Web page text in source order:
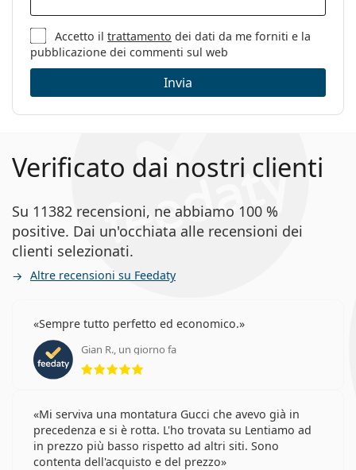
pulizia:
Altro
Sesso:
Donna
Categorie:
Occhiali da vista
Codice:
0VE1270 1433 54
Accetto iltrattamento dei dati da me forniti e la
pubblicazione dei commenti sul web
Invia
Verificato dai nostri clienti
Su 11382 recensioni, ne abbiamo 100 %
positive. Dai un'occhiata alle recensioni dei
clienti selezionati.
Altre recensioni su Feedaty
Sempre tutto perfetto ed economico.
Gian R., un giorno fa
Mi serviva una montatura Gucci che avevo già in
precedenza e si è rotta. L'ho trovata su Lentiamo ad
in prezzo più basso rispetto ad altri siti. Sono
contenta dell'acquisto e del prezzo